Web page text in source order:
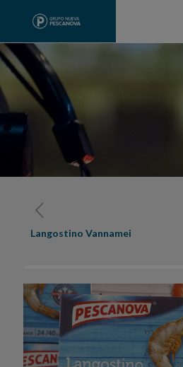
Langostino Vannamei